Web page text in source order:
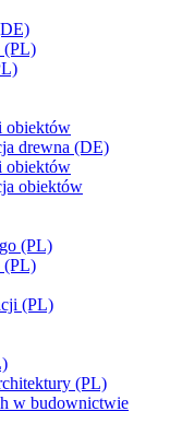
(PL)
obiektów
drewna (DE)
obiektów
obiektów
(PL)
(PL)
(PL)
(PL)
w budownictwie